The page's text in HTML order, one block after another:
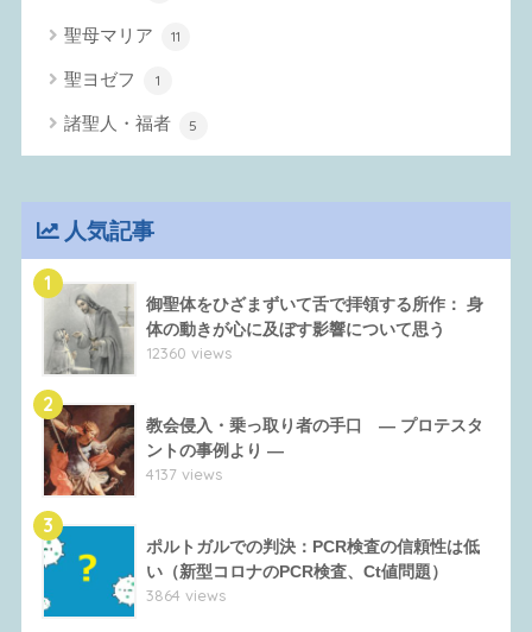
聖母マリア 11
聖ヨゼフ 1
諸聖人・福者 5
人気記事
1
御聖体をひざまずいて舌で拝領する所作： 身
体の動きが心に及ぼす影響について思う
12360 views
2
教会侵入・乗っ取り者の手口 ― プロテスタ
ントの事例より ―
4137 views
3
ポルトガルでの判決：PCR検査の信頼性は低
い（新型コロナのPCR検査、Ct値問題）
3864 views